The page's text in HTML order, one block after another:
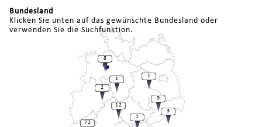
Bundesland
Klicken Sie unten auf das gewünschte Bundesland oder
verwenden Sie die Suchfunktion.
3
72
9
1
1
1
8
2
12